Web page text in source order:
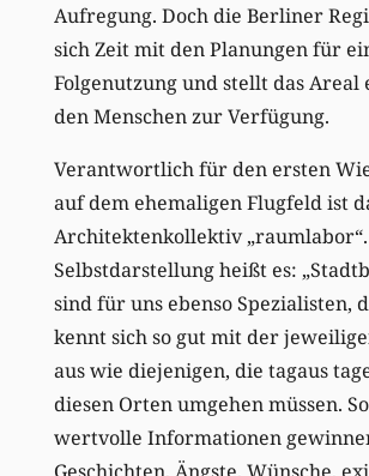
Aufregung. Doch die Berliner
sich Zeit mit den Planungen für
Folgenutzung und stellt das Areal
den Menschen zur Verfügung.
Verantwortlich für den ersten
auf dem ehemaligen Flugfeld ist
Architektenkollektiv „raumlabor“.
Selbstdarstellung heißt es:
sind für uns ebenso Spezialisten,
kennt sich so gut mit der
aus wie diejenigen, die tagaus
diesen Orten umgehen müssen.
wertvolle Informationen